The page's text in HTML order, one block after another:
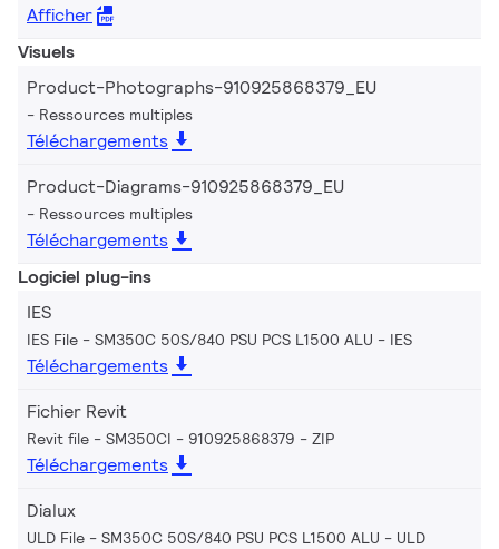
Afficher
Visuels
Product-Photographs-910925868379_EU
Ressources multiples
Téléchargements
Product-Diagrams-910925868379_EU
Ressources multiples
Téléchargements
Logiciel plug-ins
IES
IES File - SM350C 50S/840 PSU PCS L1500 ALU IES
Téléchargements
Fichier Revit
Revit file - SM350CI - 910925868379 ZIP
Téléchargements
Dialux
ULD File - SM350C 50S/840 PSU PCS L1500 ALU ULD